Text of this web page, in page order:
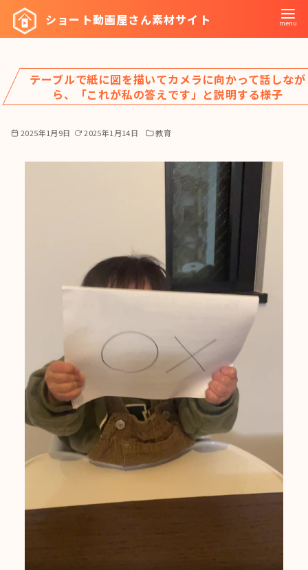
ツ
へ
ショート動画屋さん素材サイト
テーブルで紙に図を描いてカメラに向かって話しなが
ら、「これが私の答えです」と説明する様子
2025年1月9日 2025年1月14日 教育